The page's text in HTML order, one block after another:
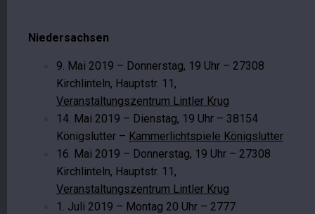
Niedersachsen
9. Mai 2019 – Donnerstag, 19 Uhr – 27308
Kirchlinteln, Hauptstr. 11,
Veranstaltungszentrum Lintler Krug
14. Mai 2019 – Dienstag, 19 Uhr – 38154
Königslutter – Kammerlichtspiele Königslutter
16. Mai 2019 – Donnerstag, 19 Uhr – 27308
Kirchlinteln, Hauptstr. 11,
Veranstaltungszentrum Lintler Krug
1. Juli 2019 – Montag 20 Uhr – 2777